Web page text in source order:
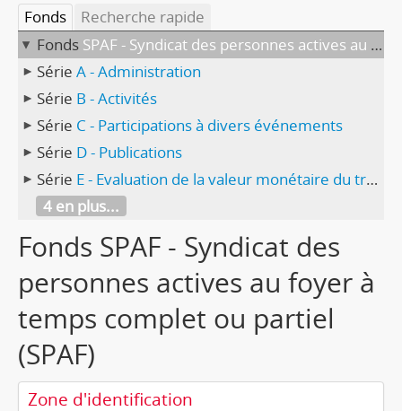
Fonds
Recherche rapide
Fonds SPAF - Syndicat des personnes actives au foyer à temps complet ou partiel (SPAF)
Série A - Administration
Série B - Activités
Série C - Participations à divers événements
Série D - Publications
Série E - Evaluation de la valeur monétaire du travail domestique (niveau micro et macroéconomique)
4 en plus...
Fonds SPAF - Syndicat des
personnes actives au foyer à
temps complet ou partiel
(SPAF)
Zone d'identification